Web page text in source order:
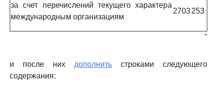
за счет перечислений текущего характера
международным организациям
2703253
"
и после них дополнить строками следующего
содержания: